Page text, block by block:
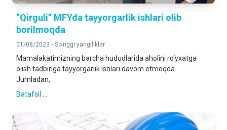
“Qirguli” MFYda tayyorgarlik ishlari olib
borilmoqda
01/08/2023 • So'nggi yangiliklar
Mamalakatimizning barcha hududlarida aholini ro‘yxatga
olish tadbiriga tayyorgarlik ishlari davom etmoqda.
Jumladan,
Batafsil ...